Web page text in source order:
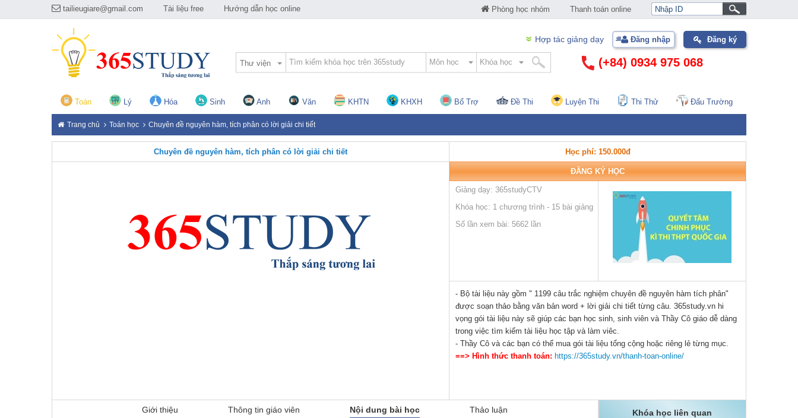
tailieugiare@gmail.com Tài liệu free Hướng dẫn học online Phòng học nhóm Thanh toán online
Hợp tác giảng dạy Đăng nhập Đăng ký
(+84) 0934 975 068
Thư viện
Toán Lý Hóa Sinh Anh Văn KHTN KHXH Bổ Trợ Đề Thi Luyện Thi Thi Thử Đấu Trường
Trang chủ Toán học Chuyên đề nguyên hàm, tích phân có lời giải chi tiết
Chuyên đề nguyên hàm, tích phân có lời giải chi tiết Học phí: 150.000đ
ĐĂNG KÝ HỌC
Giảng dạy: 365studyCTV
Khóa học: 1 chương trình - 15 bài giảng
Số lần xem bài: 5662 lần
- Bộ tài liệu này gồm " 1199 câu trắc nghiệm chuyên đề nguyên hàm tích phân"
được soạn thảo bằng văn bản word + lời giải chi tiết từng câu. 365study.vn hi
vọng gói tài liệu này sẽ giúp các bạn học sinh, sinh viên và Thầy Cô giáo dễ dàng
trong việc tìm kiếm tài liệu học tập và làm viêc.
- Thầy Cô và các bạn có thể mua gói tài liệu tổng cộng hoặc riêng lẻ từng mục.
==> Hình thức thanh toán: https://365study.vn/thanh-toan-online/
Giới thiệu Thông tin giáo viên Nội dung bài học Thảo luận Khóa học liên quan
50.000đ
365studyCTV
5
00h00m - 5803 lượt học
400.000đ 275.000đ
Tài liệu Toán 10
365studyCTV
00h00m - 0 lượt học